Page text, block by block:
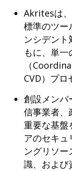
Akritesは
標準のツー
ンシデント
もに、単
（
CVD）プロ
創設メンバ
信事業者、
重要な基盤
アのセキュ
ングリソ
識、および